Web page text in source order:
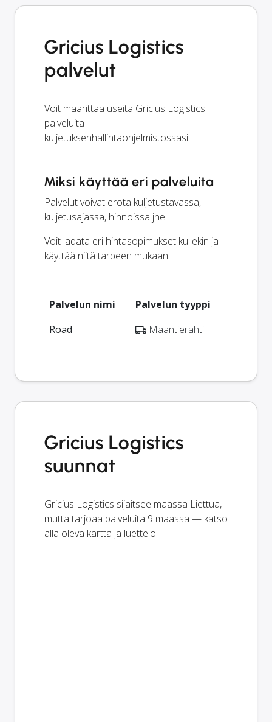
Gricius Logistics
palvelut
Voit määrittää useita Gricius Logistics
palveluita
kuljetuksenhallintaohjelmistossasi.
Miksi käyttää eri palveluita
Palvelut voivat erota kuljetustavassa,
kuljetusajassa, hinnoissa jne.
Voit ladata eri hintasopimukset kullekin ja
käyttää niitä tarpeen mukaan.
Palvelun nimi
Palvelun tyyppi
Road
Maantierahti
Gricius Logistics
suunnat
Gricius Logistics sijaitsee maassa Liettua,
mutta tarjoaa palveluita 9 maassa — katso
alla oleva kartta ja luettelo.